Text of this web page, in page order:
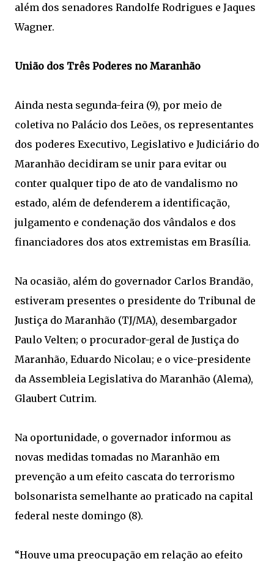
além dos senadores Randolfe Rodrigues e Jaques
Wagner.
União dos Três Poderes no Maranhão
Ainda nesta segunda-feira (9), por meio de
coletiva no Palácio dos Leões, os representantes
dos poderes Executivo, Legislativo e Judiciário do
Maranhão decidiram se unir para evitar ou
conter qualquer tipo de ato de vandalismo no
estado, além de defenderem a identificação,
julgamento e condenação dos vândalos e dos
financiadores dos atos extremistas em Brasília.
Na ocasião, além do governador Carlos Brandão,
estiveram presentes o presidente do Tribunal de
Justiça do Maranhão (TJ/MA), desembargador
Paulo Velten; o procurador-geral de Justiça do
Maranhão, Eduardo Nicolau; e o vice-presidente
da Assembleia Legislativa do Maranhão (Alema),
Glaubert Cutrim.
Na oportunidade, o governador informou as
novas medidas tomadas no Maranhão em
prevenção a um efeito cascata do terrorismo
bolsonarista semelhante ao praticado na capital
federal neste domingo (8).
“Houve uma preocupação em relação ao efeito